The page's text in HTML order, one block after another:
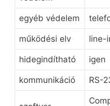
egyéb védelem
működési elv line-
hidegindítható igen
kommunikáció RS-